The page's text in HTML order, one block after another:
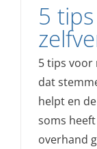
5
5 tips voor
dat
helpt en
soms
overhand